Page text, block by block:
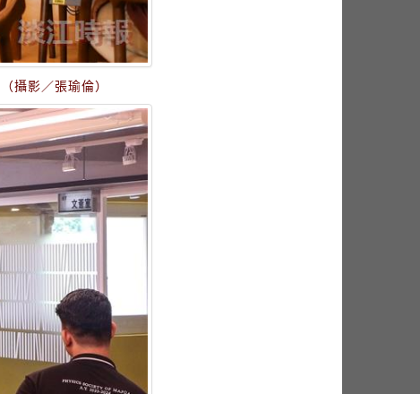
攝影／張瑜倫）